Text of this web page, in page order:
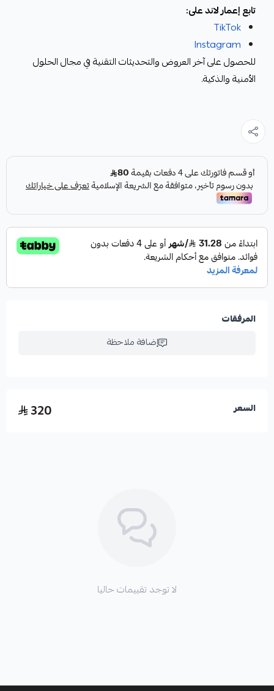
تابع إعمار لاند على:
TikTok
Instagram
للحصول على آخر العروض والتحديثات التقنية في مجال الحلول
الأمنية والذكية.
المرفقات
إضافة ملاحظة
السعر 320
لا توجد تقييمات حاليا